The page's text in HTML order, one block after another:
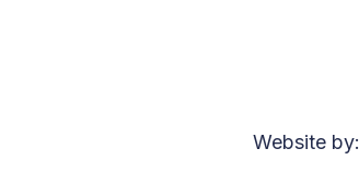
Website by: